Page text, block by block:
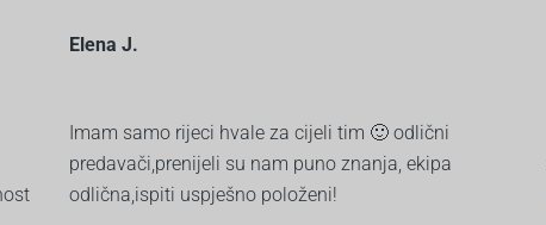
Elena J.
Imam samo rijeci hvale za cijeli tim 🙂 odlični
predavači,prenijeli su nam puno znanja, ekipa
odlična,ispiti uspješno položeni!